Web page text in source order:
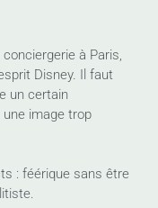
à Paris,
Disney. Il faut
un certain
image trop
: féérique sans être